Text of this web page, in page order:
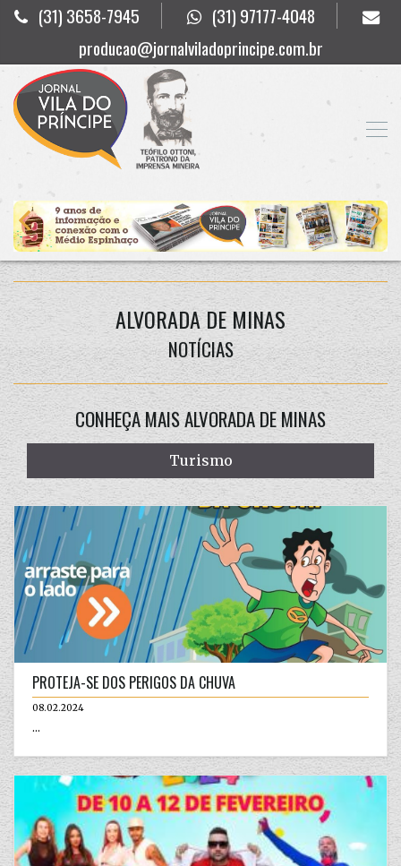
(31) 3658-7945
(31) 97177-4048
producao@jornalviladoprincipe.com.br
ALVORADA DE MINAS
NOTÍCIAS
CONHEÇA MAIS ALVORADA DE MINAS
Turismo
PROTEJA-SE DOS PERIGOS DA CHUVA
08.02.2024
...